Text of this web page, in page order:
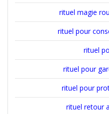
rituel magie
rituel pour
rituel
rituel pour
rituel pour
rituel retour